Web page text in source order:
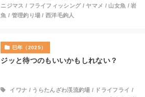
ニジマス / フライフィッシング/ ヤマメ / 山女魚 /岩
魚 / 管理釣り場 /西洋毛鉤人
巳年（2025）
ジッと待つのもいいかもしれない？
イワナ / うらたんざわ渓流釣場 / ドライフライ /